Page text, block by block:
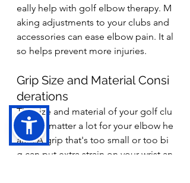
eally help with golf elbow therapy. M
aking adjustments to your clubs and
accessories can ease elbow pain. It al
so helps prevent more injuries.
Grip Size and Material Consi
derations
The size and material of your golf clu
b grips matter a lot for your elbow he
alth. A grip that's too small or too bi
g can put extra strain on your wrist an